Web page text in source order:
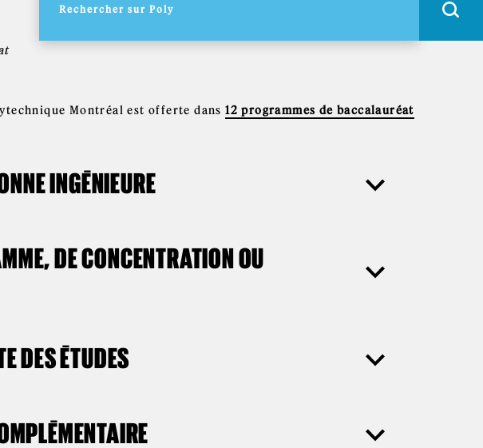
Montréal est offerte dans12 programmes de baccalauréat
INGÉNIEURE
DE CONCENTRATION OU
DES ÉTUDES